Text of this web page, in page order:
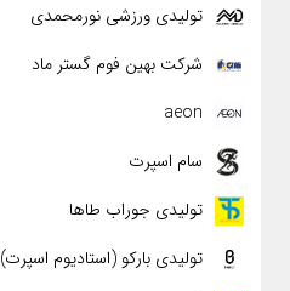
تولیدی ورزشی نورمحمدی
شرکت بهین فوم گستر ماد
سام اسپرت
تولیدی جوراب طاها
تولیدی بارکو (استادیوم اسپرت)